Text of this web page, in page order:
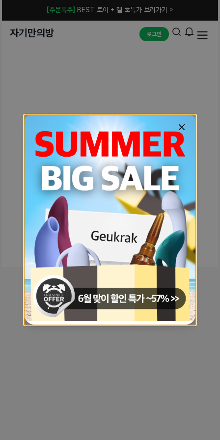
[주문폭주] BEST 토이 + 젤 초특가 보러가기 >
자기만의방 로그인
예상치 못한 에러입니다.